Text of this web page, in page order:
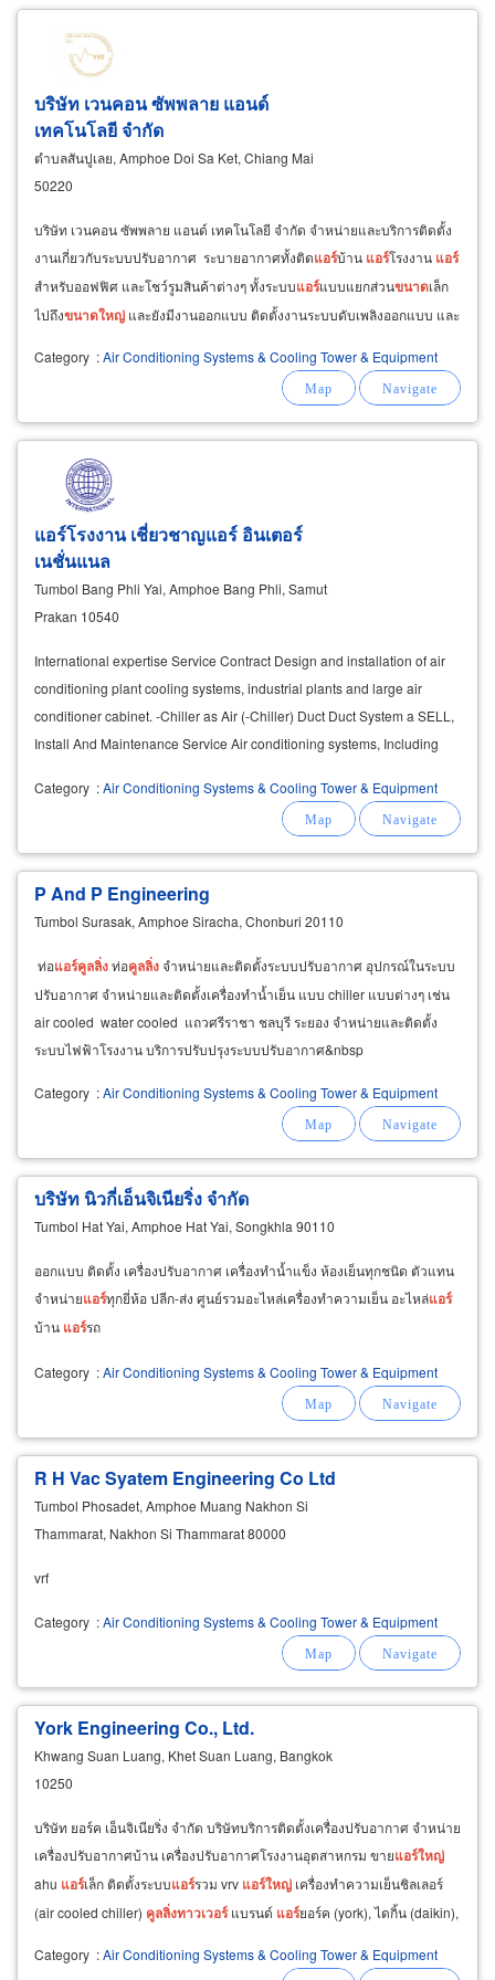
บริษัท เวนคอน ซัพพลาย แอนด์
เทคโนโลยี จำกัด
ตำบลสันปูเลย, Amphoe Doi Sa Ket, Chiang Mai
50220
บริษัท เวนคอน ซัพพลาย แอนด์ เทคโนโลยี จำกัด จำหน่ายและบริการติดตั้ง
งานเกี่ยวกับระบบปรับอากาศ ระบายอากาศทั้งติดแอร์บ้าน แอร์โรงงาน แอร์
สำหรับออฟฟิศ และโชว์รูมสินค้าต่างๆ ทั้งระบบแอร์แบบแยกส่วนขนาดเล็ก
ไปถึงขนาดใหญ่ และยังมีงานออกแบบ ติดตั้งงานระบบดับเพลิงออกแบบ และ
Category :Air Conditioning Systems & Cooling Tower & Equipment
แอร์โรงงาน เชี่ยวชาญแอร์ อินเตอร์
เนชั่นแนล
Tumbol Bang Phli Yai, Amphoe Bang Phli, Samut
Prakan 10540
International expertise Service Contract Design and installation of air
conditioning plant cooling systems, industrial plants and large air
conditioner cabinet. -Chiller as Air (-Chiller) Duct Duct System a SELL,
Install And Maintenance Service Air conditioning systems, Including
Category :Air Conditioning Systems & Cooling Tower & Equipment
P And P Engineering
Tumbol Surasak, Amphoe Siracha, Chonburi 20110
ท่อแอร์คูลลิ่งท่อคูลลิ่งจำหน่ายและติดตั้งระบบปรับอากาศ อุปกรณ์ในระบบ
ปรับอากาศ จำหน่ายและติดตั้งเครื่องทำน้ำเย็น แบบ chiller แบบต่างๆ เช่น
air cooled water cooled แถวศรีราชา ชลบุรี ระยอง จำหน่ายและติดตั้ง
ระบบไฟฟ้าโรงงาน บริการปรับปรุงระบบปรับอากาศ&nbsp
Category :Air Conditioning Systems & Cooling Tower & Equipment
บริษัท นิวกี่เอ็นจิเนียริ่ง จำกัด
Tumbol Hat Yai, Amphoe Hat Yai, Songkhla 90110
ออกแบบ ติดตั้ง เครื่องปรับอากาศ เครื่องทำน้ำแข็ง ห้องเย็นทุกชนิด ตัวแทน
จำหน่ายแอร์ทุกยี่ห้อ ปลีก-ส่ง ศูนย์รวมอะไหล่เครื่องทำความเย็น อะไหล่แอร์
บ้าน แอร์รถ
Category :Air Conditioning Systems & Cooling Tower & Equipment
R H Vac Syatem Engineering Co Ltd
Tumbol Phosadet, Amphoe Muang Nakhon Si
Thammarat, Nakhon Si Thammarat 80000
vrf
Category :Air Conditioning Systems & Cooling Tower & Equipment
York Engineering Co., Ltd.
Khwang Suan Luang, Khet Suan Luang, Bangkok
10250
บริษัท ยอร์ค เอ็นจิเนียริ่ง จำกัด บริษัทบริการติดตั้งเครื่องปรับอากาศ จำหน่าย
เครื่องปรับอากาศบ้าน เครื่องปรับอากาศโรงงานอุตสาหกรม ขายแอร์ใหญ่
ahu แอร์เล็ก ติดตั้งระบบแอร์รวม vrv แอร์ใหญ่ เครื่องทำความเย็นชิลเลอร์
(air cooled chiller) คูลลิ่งทาวเวอร์แบรนด์ แอร์ยอร์ค (york), ไดกิ้น (daikin),
Category :Air Conditioning Systems & Cooling Tower & Equipment